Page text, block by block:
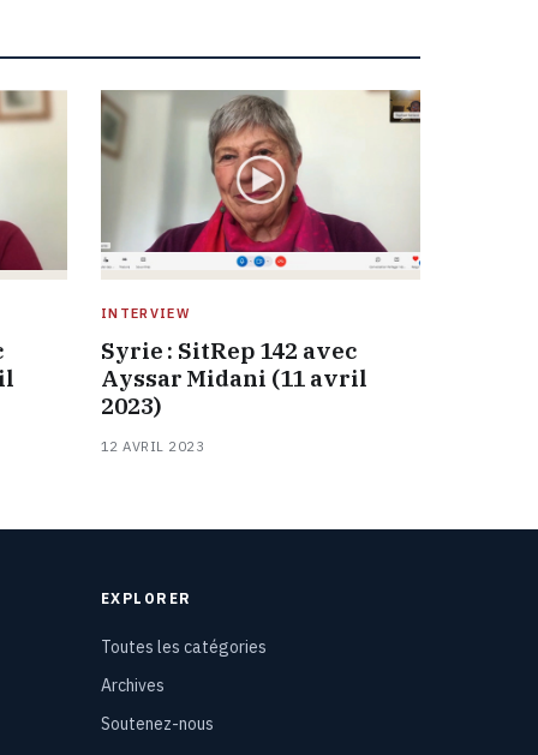
INTERVIEW
Syrie : SitRep 142 avec
Ayssar Midani (11 avril
2023)
12 AVRIL 2023
EXPLORER
Toutes les catégories
Archives
Soutenez-nous